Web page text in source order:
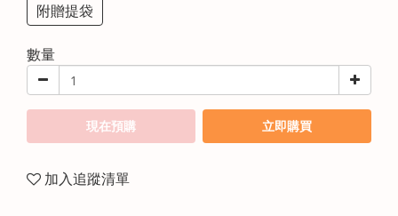
附贈提袋
數量
現在預購 立即購買
加入追蹤清單